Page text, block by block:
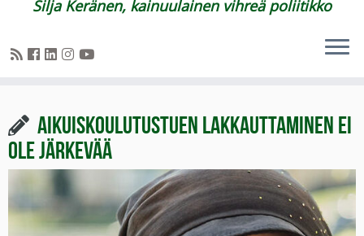
Silja Keränen, kainuulainen vihreä poliitikko
Aikuiskoulutustuen lakkauttaminen ei
ole järkevää